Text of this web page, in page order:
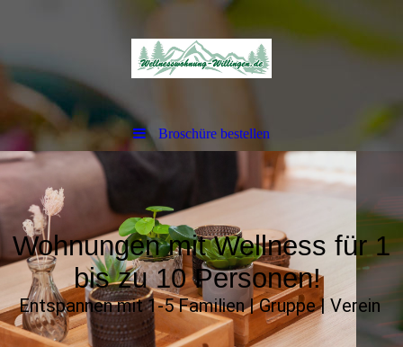
Broschüre bestellen
Wohnungen mit Wellness für 1
bis zu 10 Personen!
Entspannen mit 1-5 Familien | Gruppe | Verein